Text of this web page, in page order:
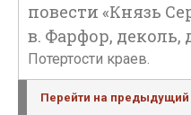
повести «Князь
в. Фарфор, деколь,
Потертости краев.
Перейти на предыдущий